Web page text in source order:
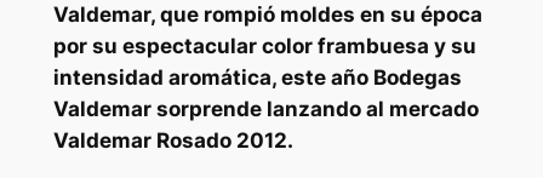
Valdemar, que rompió moldes en su época
por su espectacular color frambuesa y su
intensidad aromática, este año Bodegas
Valdemar sorprende lanzando al mercado
Valdemar Rosado 2012.